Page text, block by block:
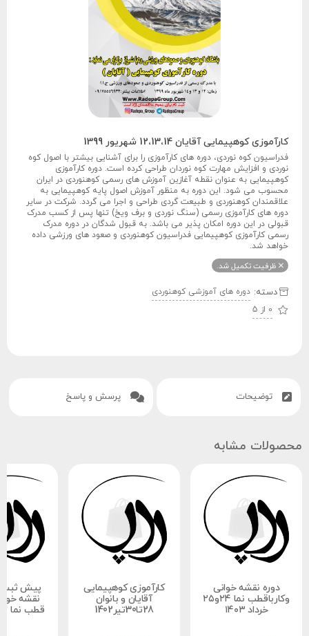
کارآموزی کوهپیمایی آقایان 12،13،14 شهریور 1399
ظرفیت تکمیل شد.
فدراسیون کوه نوردی، دوره های کارآموزی را برای آشنایی بیشتر با اصول کوه
نوردی و افزایش مهارت کوه نوردان طراحی کرده است. دوره کارآموزی
کوهپیمایی به عنوان نقطه آغازین آموزش های رسمی کوهنوردی در ایران
محسوب می شود. این دوره به منظور آموزش اصول پایه کوهپیمایی به
علاقمندان کوهنوردی و طبیعت گردی طراحی و اجرا می گردد. شرکت در سایر
دوره های کارآموزی رسمی (سنگ نوردی و برف ویخ) تنها پس از کسب مدرک
قبولی در این دوره امکان پذیر می باشد. به قبول شدگان در دوره مدرک
رسمی کارآموزی کوهپیمایی فدراسیون کوهنوردی و صعود های ورزشی داده
خواهد شد.
دسته: دوره های آموزشی کوهنوردی
0 از 5
توضیحات پرسش و پاسخ
محصولات مشابه
دوره نقشه خوانی
وکارباقطب نما ۲۴و۲۵
خرداد ۱۴۰۳
کارآموزی کوهپیمایی
آقایان و بانوان
28تا30تیر1402
پیش ثبت
نقشه
قطب نما تیر